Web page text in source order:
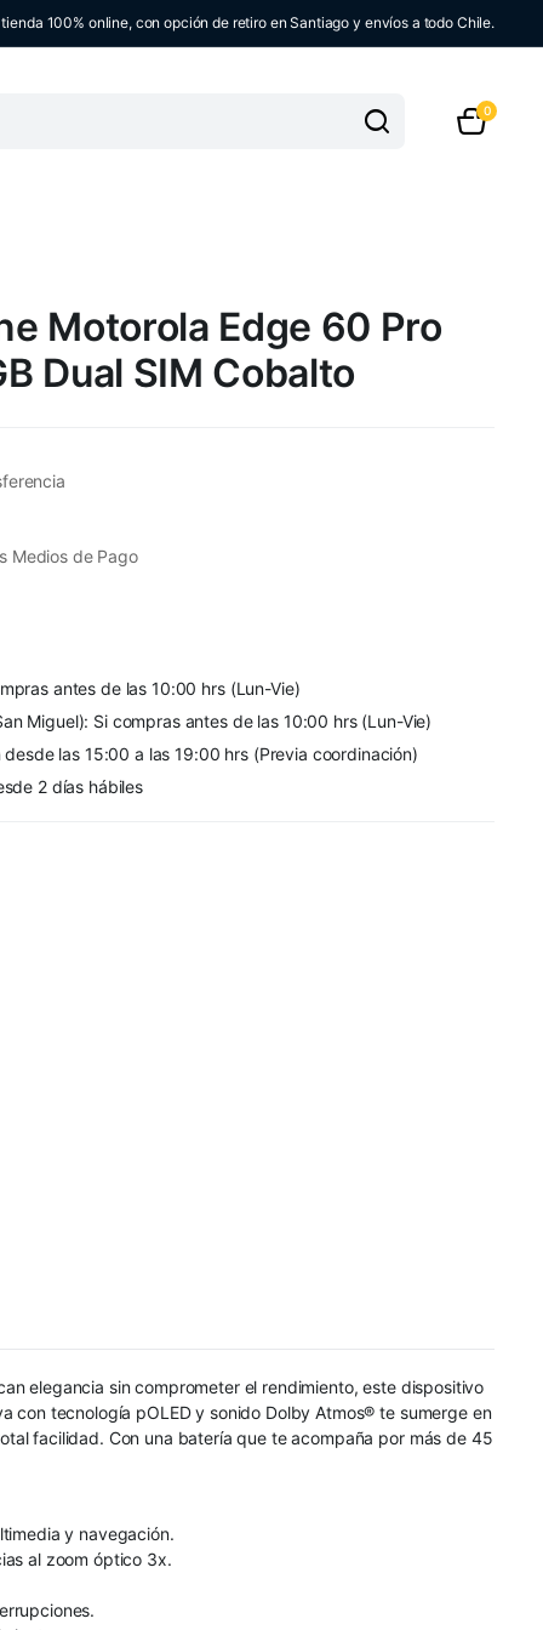
100% online, con opción de retiro en Santiago y envíos a todo Chile.
0
Motorola Edge 60 Pro
Dual SIM Cobalto
Medios de Pago
antes de las 10:00 hrs (Lun-Vie)
Miguel): Si compras antes de las 10:00 hrs (Lun-Vie)
desde las 15:00 a las 19:00 hrs (Previa coordinación)
2 días hábiles
elegancia sin comprometer el rendimiento, este dispositivo
tecnología pOLED y sonido Dolby Atmos® te sumerge en
facilidad. Con una batería que te acompaña por más de 45
y navegación.
al zoom óptico 3x.